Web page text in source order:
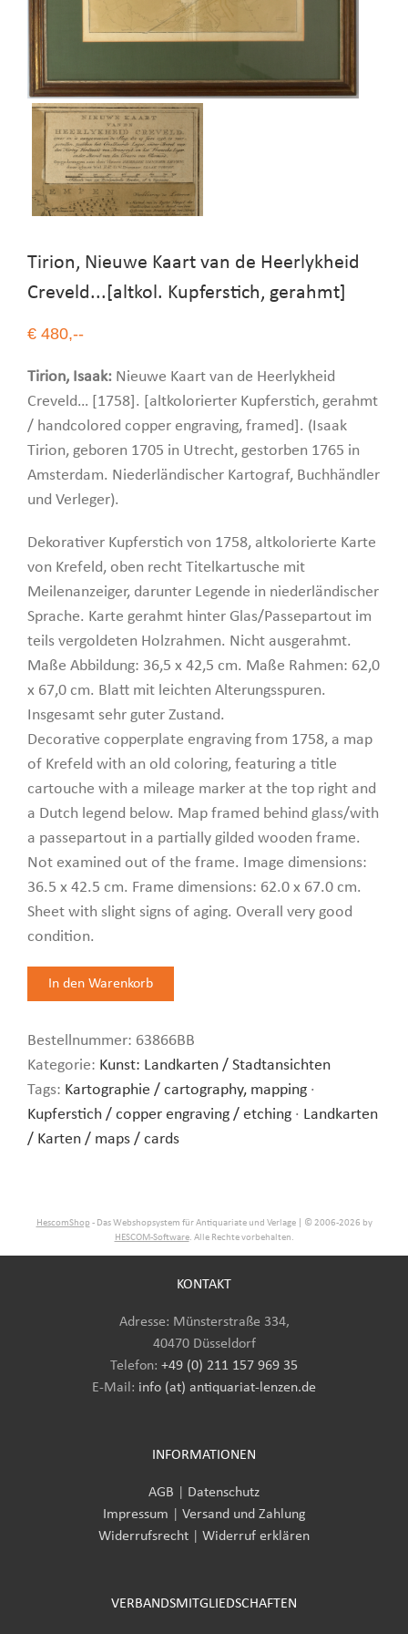
Tirion, Nieuwe Kaart van de Heerlykheid
Creveld...[altkol. Kupferstich, gerahmt]
€ 480,--
Tirion, Isaak: Nieuwe Kaart van de Heerlykheid
Creveld… [1758]. [altkolorierter Kupferstich, gerahmt
/ handcolored copper engraving, framed]. (Isaak
Tirion, geboren 1705 in Utrecht, gestorben 1765 in
Amsterdam. Niederländischer Kartograf, Buchhändler
und Verleger).
Dekorativer Kupferstich von 1758, altkolorierte Karte
von Krefeld, oben recht Titelkartusche mit
Meilenanzeiger, darunter Legende in niederländischer
Sprache. Karte gerahmt hinter Glas/Passepartout im
teils vergoldeten Holzrahmen. Nicht ausgerahmt.
Maße Abbildung: 36,5 x 42,5 cm. Maße Rahmen: 62,0
x 67,0 cm. Blatt mit leichten Alterungsspuren.
Insgesamt sehr guter Zustand.
Decorative copperplate engraving from 1758, a map
of Krefeld with an old coloring, featuring a title
cartouche with a mileage marker at the top right and
a Dutch legend below. Map framed behind glass/with
a passepartout in a partially gilded wooden frame.
Not examined out of the frame. Image dimensions:
36.5 x 42.5 cm. Frame dimensions: 62.0 x 67.0 cm.
Sheet with slight signs of aging. Overall very good
condition.
Bestellnummer: 63866BB
Kategorie: Kunst: Landkarten / Stadtansichten
Tags: Kartographie / cartography, mapping ·
Kupferstich / copper engraving / etching · Landkarten
/ Karten / maps / cards
HescomShop - Das Webshopsystem für Antiquariate und Verlage | © 2006-2026 by
HESCOM-Software. Alle Rechte vorbehalten.
KONTAKT
Adresse: Münsterstraße 334,
40470 Düsseldorf
Telefon: +49 (0) 211 157 969 35
E-Mail: info (at) antiquariat-lenzen.de
INFORMATIONEN
AGB
Datenschutz
Impressum
Versand und Zahlung
Widerrufsrecht
Widerruf erklären
VERBANDSMITGLIEDSCHAFTEN